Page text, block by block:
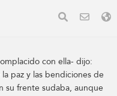
con ella- dijo:
paz y las bendiciones de
su frente sudaba, aunque